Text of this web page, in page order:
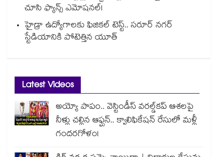
చూసి ఫ్యాన్స్ ఎమోషనల్!
హైడ్రా ఉద్యోగాలకు ఫిజికల్ టెస్ట్.. సరూర్ నగర్
స్టేడియానికి పోటెత్తిన యూత్
Latest Videos
అయ్యో పాపం.. వెస్టిండీస్ వరల్డ్‌కప్ ఆశలపై
నీళ్లు చల్లిన ఆఫ్ఘన్.. క్వాలిఫికేషన్ రేసులో మళ్లీ
గందరగోళం!